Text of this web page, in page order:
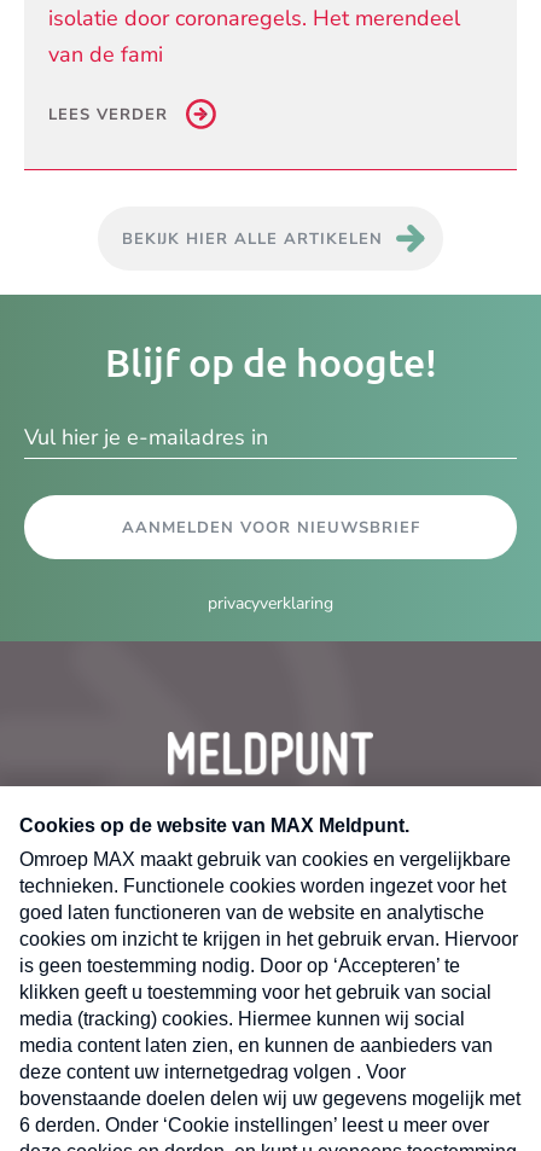
isolatie door coronaregels. Het merendeel
van de fami
LEES VERDER
BEKIJK HIER ALLE ARTIKELEN
Blijf op de hoogte!
AANMELDEN VOOR NIEUWSBRIEF
privacyverklaring
CONTACT
Volg ons op
X
Nieuwsbrief